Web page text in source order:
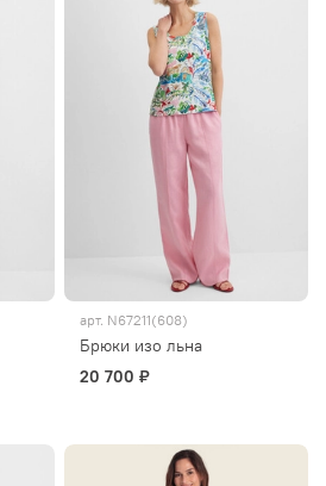
арт. N67211(608)
Брюки изо льна
20 700 ₽